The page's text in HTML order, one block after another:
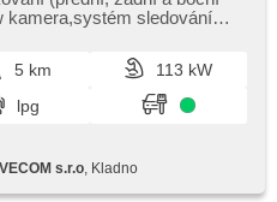
kamera,​systém sledování
5 km
113 kW
lpg
s.r.o , Kladno